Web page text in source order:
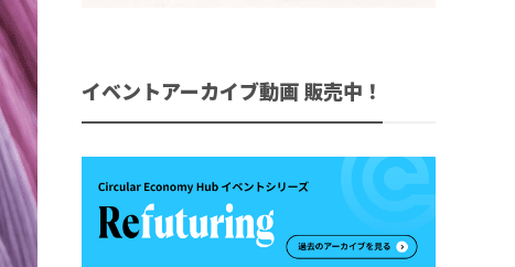
イベントアーカイブ動画 販売中！